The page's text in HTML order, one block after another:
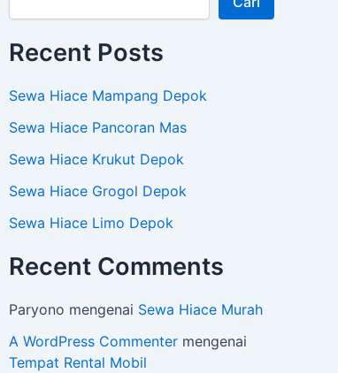
Recent Posts
Sewa Hiace Mampang Depok
Sewa Hiace Pancoran Mas
Sewa Hiace Krukut Depok
Sewa Hiace Grogol Depok
Sewa Hiace Limo Depok
Recent Comments
Paryono mengenai Sewa Hiace Murah
A WordPress Commenter mengenai
Tempat Rental Mobil